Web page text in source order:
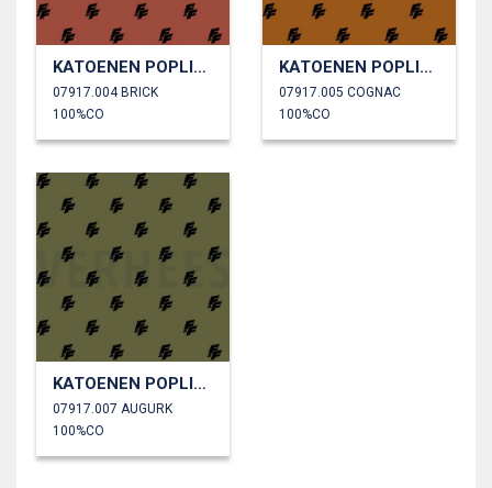
KATOENEN POPLIN FAST & FURIOUS
07917.004 BRICK
100%CO
KATOENEN POPLIN FAST & FURIOUS
07917.005 COGNAC
100%CO
KATOENEN POPLIN FAST & FURIOUS
07917.007 AUGURK
100%CO